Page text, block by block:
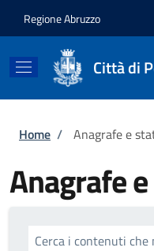
Regione Abruzzo
Città di
Briciole di
Home / Anagrafe e
Anagrafe
Cerca i contenuti che